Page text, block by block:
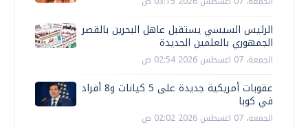
الرئيس السيسي يستقبل عاهل البحرين بالقصر
الجمهوري بالعلمين الجديدة
الجمعة، 07 اغسطس 2026 02:54 ص
عقوبات أمريكية جديدة على 5 كيانات و8 أفراد
في كوبا
الجمعة، 07 اغسطس 2026 02:02 ص